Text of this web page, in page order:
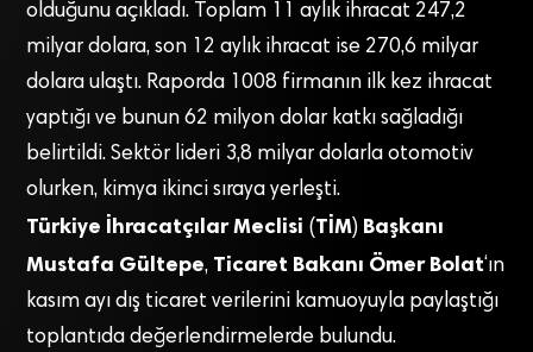
olduğunu açıkladı. Toplam 11 aylık ihracat 247,2
milyar dolara, son 12 aylık ihracat ise 270,6 milyar
dolara ulaştı. Raporda 1008 firmanın ilk kez ihracat
yaptığı ve bunun 62 milyon dolar katkı sağladığı
belirtildi. Sektör lideri 3,8 milyar dolarla otomotiv
olurken, kimya ikinci sıraya yerleşti.
Türkiye İhracatçılar Meclisi (TİM) Başkanı
Mustafa Gültepe, Ticaret Bakanı Ömer Bolat ‘ın
kasım ayı dış ticaret verilerini kamuoyuyla paylaştığı
toplantıda değerlendirmelerde bulundu.